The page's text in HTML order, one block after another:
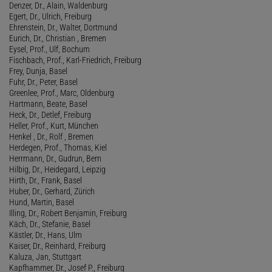
Denzer, Dr., Alain, Waldenburg
Egert, Dr., Ulrich, Freiburg
Ehrenstein, Dr., Walter, Dortmund
Eurich, Dr., Christian , Bremen
Eysel, Prof., Ulf, Bochum
Fischbach, Prof., Karl-Friedrich, Freiburg
Frey, Dunja, Basel
Fuhr, Dr., Peter, Basel
Greenlee, Prof., Marc, Oldenburg
Hartmann, Beate, Basel
Heck, Dr., Detlef, Freiburg
Heller, Prof., Kurt, München
Henkel , Dr., Rolf , Bremen
Herdegen, Prof., Thomas, Kiel
Herrmann, Dr., Gudrun, Bern
Hilbig, Dr., Heidegard, Leipzig
Hirth, Dr., Frank, Basel
Huber, Dr., Gerhard, Zürich
Hund, Martin, Basel
Illing, Dr., Robert Benjamin, Freiburg
Käch, Dr., Stefanie, Basel
Kästler, Dr., Hans, Ulm
Kaiser, Dr., Reinhard, Freiburg
Kaluza, Jan, Stuttgart
Kapfhammer, Dr., Josef P., Freiburg